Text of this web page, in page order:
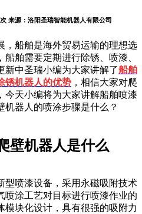
来源：洛阳圣瑞智能机器人有限公司
船舶是海外贸易运输的理想选
舶需要定期进行除锈、喷漆、
新中圣瑞小编为大家讲解了船舶
锈机器人的优势 ，相信大家对爬
今天小编将为大家讲解船舶喷漆
机器人的喷涂步骤是什么？
机器人是什么
喷漆设备，采用永磁吸附技术
喷涂工艺对目标进行喷漆作业的
模块化设计，具有很强的吸附力